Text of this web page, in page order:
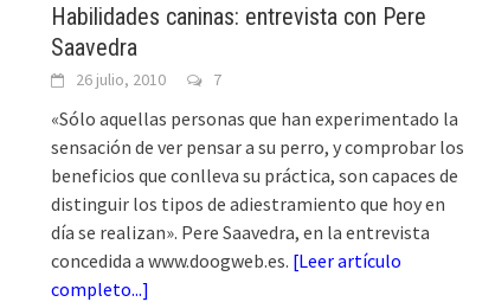
Habilidades caninas: entrevista con Pere
Saavedra
26 julio, 2010 7
«Sólo aquellas personas que han experimentado la
sensación de ver pensar a su perro, y comprobar los
beneficios que conlleva su práctica, son capaces de
distinguir los tipos de adiestramiento que hoy en
día se realizan». Pere Saavedra, en la entrevista
concedida a www.doogweb.es. [Leer artículo
completo...]